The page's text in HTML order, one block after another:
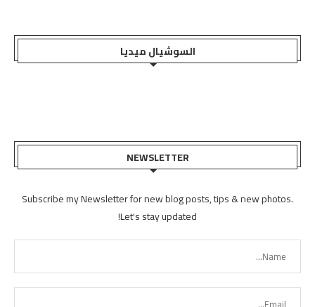
السوشيال ميديا
NEWSLETTER
Subscribe my Newsletter for new blog posts, tips & new photos.
Let's stay updated!